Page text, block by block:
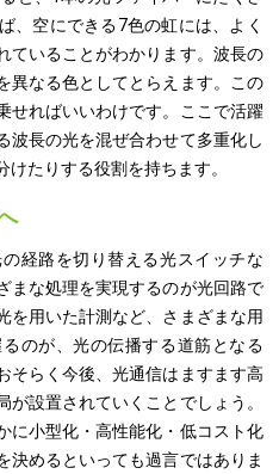
、空にできる7色の虹には、よく
ていることがわかります。波長の
異なる色としてとらえます。この
せればいいわけです。ここで活躍
波長の光を混ぜ合わせて多重化し
たりする役割を持ちます。
経路を切り替える光スイッチな
まな処理を実現するのが光回路で
を用いた計測など、さまざまな用
のが、光の伝播する道筋となる
そらく今後、光通信はますます高
設置されていくことでしょう。
に小型化・高性能化・低コスト化
決めるといっても過言ではありま